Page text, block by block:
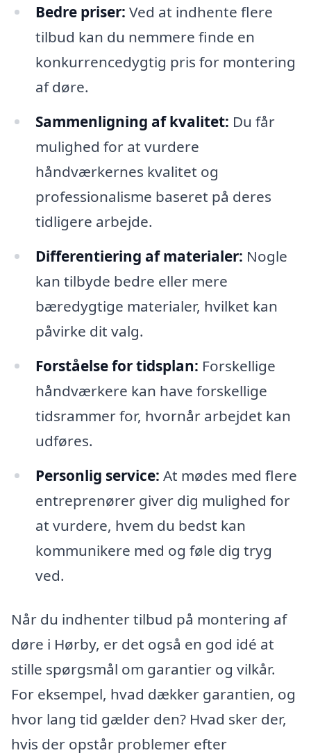
Bedre priser: Ved at indhente flere
tilbud kan du nemmere finde en
konkurrencedygtig pris for montering
af døre.
Sammenligning af kvalitet: Du får
mulighed for at vurdere
håndværkernes kvalitet og
professionalisme baseret på deres
tidligere arbejde.
Differentiering af materialer: Nogle
kan tilbyde bedre eller mere
bæredygtige materialer, hvilket kan
påvirke dit valg.
Forståelse for tidsplan: Forskellige
håndværkere kan have forskellige
tidsrammer for, hvornår arbejdet kan
udføres.
Personlig service: At mødes med flere
entreprenører giver dig mulighed for
at vurdere, hvem du bedst kan
kommunikere med og føle dig tryg
ved.
Når du indhenter tilbud på montering af
døre i Hørby, er det også en god idé at
stille spørgsmål om garantier og vilkår.
For eksempel, hvad dækker garantien, og
hvor lang tid gælder den? Hvad sker der,
hvis der opstår problemer efter